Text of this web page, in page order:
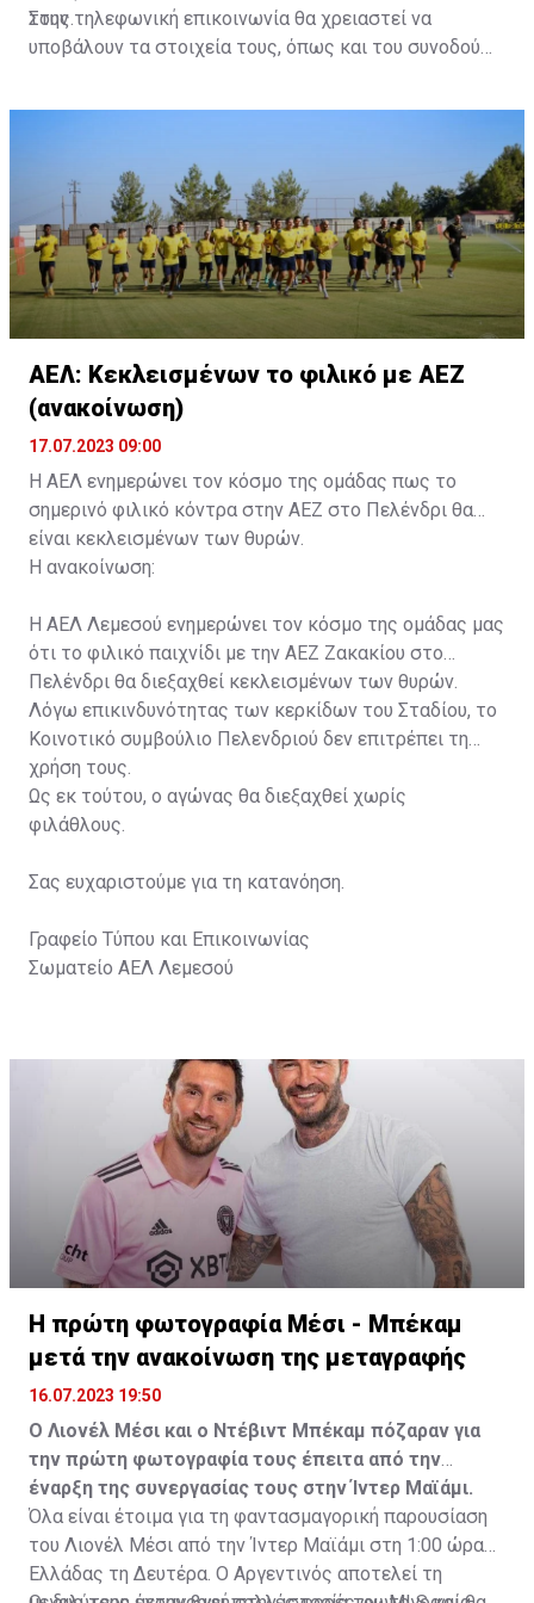
τους.
Στην τηλεφωνική επικοινωνία θα χρειαστεί να
υποβάλουν τα στοιχεία τους, όπως και του συνοδού
ονοματεπώνυμο, αριθμός πινακίδας αυτοκινήτου,
ΑΕΛ: Κεκλεισμένων το φιλικό με ΑΕΖ
(ανακοίνωση)
17.07.2023 09:00
Η ΑΕΛ ενημερώνει τον κόσμο της ομάδας πως το
σημερινό φιλικό κόντρα στην ΑΕΖ στο Πελένδρι θα
είναι κεκλεισμένων των θυρών.
Η ανακοίνωση:
Η ΑΕΛ Λεμεσού ενημερώνει τον κόσμο της ομάδας μας
ότι το φιλικό παιχνίδι με την ΑΕΖ Ζακακίου στο
Πελένδρι θα διεξαχθεί κεκλεισμένων των θυρών.
Λόγω επικινδυνότητας των κερκίδων του Σταδίου, το
Κοινοτικό συμβούλιο Πελενδριού δεν επιτρέπει τη
χρήση τους.
Ως εκ τούτου, ο αγώνας θα διεξαχθεί χωρίς
φιλάθλους.
Σας ευχαριστούμε για τη κατανόηση.
Γραφείο Τύπου και Επικοινωνίας
Σωματείο ΑΕΛ Λεμεσού
Η πρώτη φωτογραφία Μέσι - Μπέκαμ
μετά την ανακοίνωση της μεταγραφής
16.07.2023 19:50
Ο Λιονέλ Μέσι και ο Ντέβιντ Μπέκαμ πόζαραν για
την πρώτη φωτογραφία τους έπειτα από την
έναρξη της συνεργασίας τους στην Ίντερ Μαϊάμι.
Όλα είναι έτοιμα για τη φαντασμαγορική παρουσίαση
του Λιονέλ Μέσι από την Ίντερ Μαϊάμι στη 1:00 ώρα
Ελλάδας τη Δευτέρα. Ο Αργεντινός αποτελεί τη